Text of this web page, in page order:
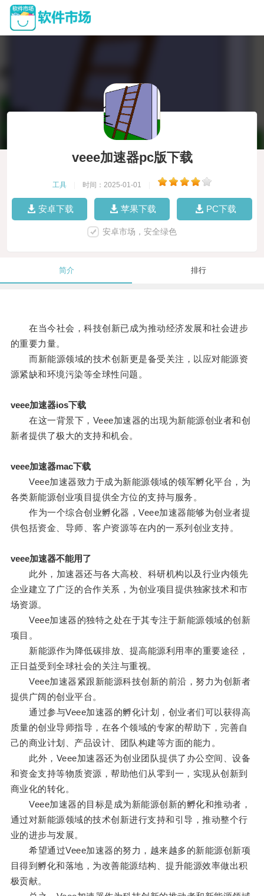
veee加速器pc版下载
工具 时间：2025-01-01
安卓下载 苹果下载 PC下载
安卓市场，安全绿色
简介 排行
在当今社会，科技创新已成为推动经济发展和社会进步
的重要力量。
而新能源领域的技术创新更是备受关注，以应对能源资
源紧缺和环境污染等全球性问题。
veee加速器ios下载
在这一背景下，Veee加速器的出现为新能源创业者和创
新者提供了极大的支持和机会。
veee加速器mac下载
Veee加速器致力于成为新能源领域的领军孵化平台，为
各类新能源创业项目提供全方位的支持与服务。
作为一个综合创业孵化器，Veee加速器能够为创业者提
供包括资金、导师、客户资源等在内的一系列创业支持。
veee加速器不能用了
此外，加速器还与各大高校、科研机构以及行业内领先
企业建立了广泛的合作关系，为创业项目提供独家技术和市
场资源。
Veee加速器的独特之处在于其专注于新能源领域的创新
项目。
新能源作为降低碳排放、提高能源利用率的重要途径，
正日益受到全球社会的关注与重视。
Veee加速器紧跟新能源科技创新的前沿，努力为创新者
提供广阔的创业平台。
通过参与Veee加速器的孵化计划，创业者们可以获得高
质量的创业导师指导，在各个领域的专家的帮助下，完善自
己的商业计划、产品设计、团队构建等方面的能力。
此外，Veee加速器还为创业团队提供了办公空间、设备
和资金支持等物质资源，帮助他们从零到一，实现从创新到
商业化的转化。
Veee加速器的目标是成为新能源创新的孵化和推动者，
通过对新能源领域的技术创新进行支持和引导，推动整个行
业的进步与发展。
希望通过Veee加速器的努力，越来越多的新能源创新项
目得到孵化和落地，为改善能源结构、提升能源效率做出积
极贡献。